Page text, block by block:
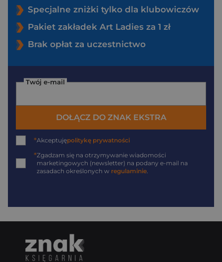
Specjalne zniżki tylko dla klubowiczów
Pakiet zakładek Art Ladies za 1 zł
Brak opłat za uczestnictwo
Twój e-mail
DOŁĄCZ DO ZNAK EKSTRA
*Akceptujępolitykę prywatności
*Zgadzam się na otrzymywanie wiadomości
marketingowych (newsletter) na podany e-mail na
zasadach określonych w regulaminie.